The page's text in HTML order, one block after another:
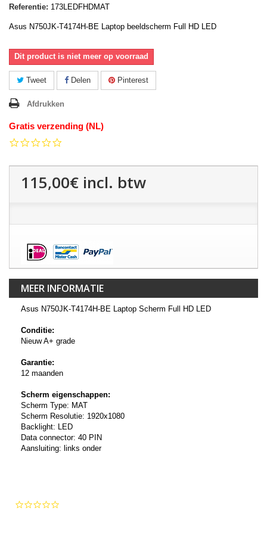
Referentie: 173LEDFHDMAT
Asus N750JK-T4174H-BE Laptop beeldscherm Full HD LED
Dit product is niet meer op voorraad
Tweet Delen Pinterest
Afdrukken
Gratis verzending (NL)
115,00€ incl. btw
MEER INFORMATIE
Asus N750JK-T4174H-BE Laptop Scherm Full HD LED
Conditie:
Nieuw A+ grade
Garantie:
12 maanden
Scherm eigenschappen:
Scherm Type: MAT
Scherm Resolutie: 1920x1080
Backlight: LED
Data connector: 40 PIN
Aansluiting: links onder